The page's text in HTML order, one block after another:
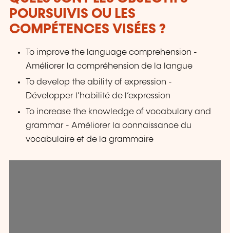
POURSUIVIS OU LES
COMPÉTENCES VISÉES ?
To improve the language comprehension -
Améliorer la compréhension de la langue
To develop the ability of expression -
Développer l’habilité de l’expression
To increase the knowledge of vocabulary and
grammar - Améliorer la connaissance du
vocabulaire et de la grammaire